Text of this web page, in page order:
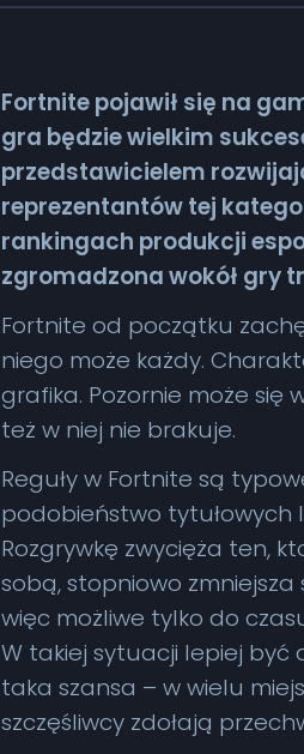
Fortnite pojawił się na
gra będzie wielkim
przedstawicielem
reprezentantów tej
rankingach produkcji
zgromadzona wokół gry
Fortnite od początku
niego może każdy.
grafika. Pozornie może się
też w niej nie brakuje.
Reguły w Fortnite są
podobieństwo tytułowych
Rozgrywkę zwycięża ten,
sobą, stopniowo
więc możliwe tylko do
W takiej sytuacji lepiej być
taka szansa – w wielu
szczęśliwcy zdołają